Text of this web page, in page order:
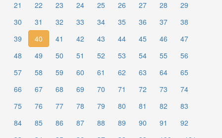
21
22 23 24 25 26 27 28
29
30
31 32 33 34 35 36 37
38
39
40 41 42 43 44 45 46
47
48
49 50 51 52 53 54 55
56
57
58 59 60 61 62 63 64
65
66
67 68 69 70 71 72 73
74
75
76 77 78 79 80 81 82
83
84
85 86 87 88 89 90 91
92